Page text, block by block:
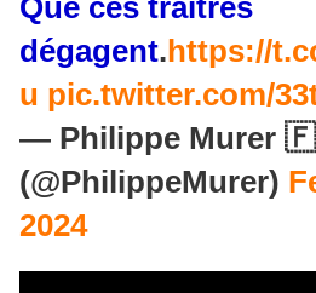
Que ces traîtres
dégagent.https://
u pic.twitter.com/
— Philippe Murer
(@PhilippeMurer)
2024